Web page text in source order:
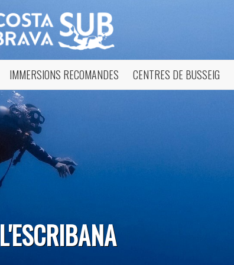
IMMERSIONS RECOMANDES CENTRES DE BUSSEIG
L'ESCRIBANA